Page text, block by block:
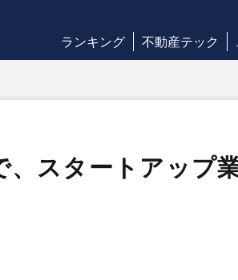
ランキング 不動産テック
スタートアップ